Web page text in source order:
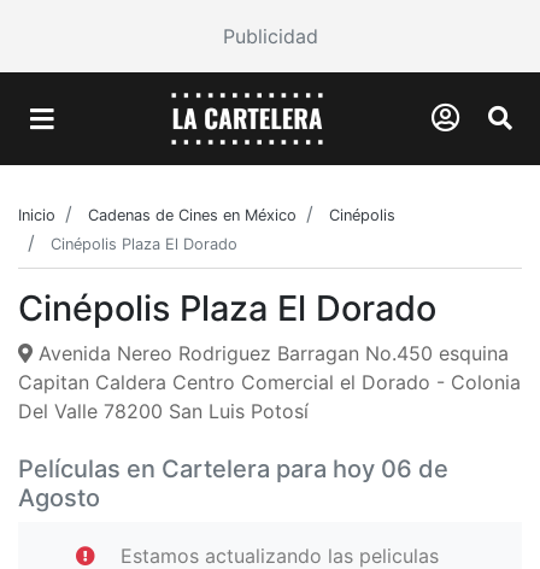
Publicidad
Inicio Cadenas de Cines en México
Cinépolis
Cinépolis Plaza El Dorado
Cinépolis Plaza El Dorado
Avenida Nereo Rodriguez Barragan No.450 esquina
Capitan Caldera Centro Comercial el Dorado - Colonia
Del Valle 78200 San Luis Potosí
Películas en Cartelera para hoy 06 de
Agosto
Estamos actualizando las peliculas